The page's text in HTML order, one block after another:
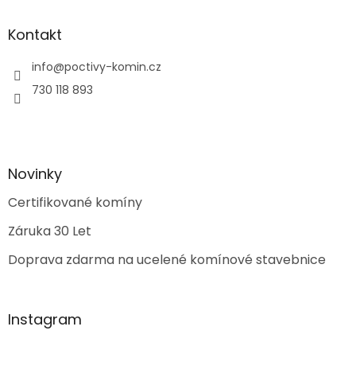
Kontakt
info@poctivy-komin.cz
730 118 893
Novinky
Certifikované komíny
Záruka 30 Let
Doprava zdarma na ucelené komínové stavebnice
Instagram